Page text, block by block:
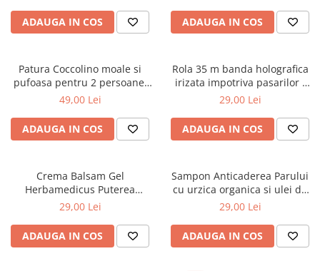
ADAUGA IN COS ADAUGA IN COS
Patura Coccolino moale si
pufoasa pentru 2 persoane,
200X230 cm, Grena
49,00 Lei
ADAUGA IN COS
Rola 35 m banda holografica
irizata impotriva pasarilor -
porumbei, grauri, vrabii
29,00 Lei
ADAUGA IN COS
Crema Balsam Gel
Herbamedicus Puterea
Ursului 250ml
29,00 Lei
ADAUGA IN COS
Sampon Anticaderea Parului
cu urzica organica si ulei de
ricin, 400 ml
29,00 Lei
ADAUGA IN COS